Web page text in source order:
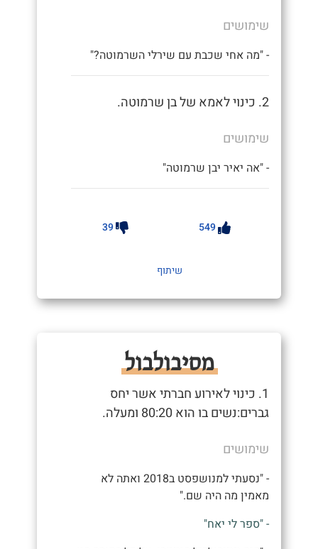
שימושים
- "מה אחי שכבת עם שירלי השרמוטה?"
2. כינוי לאמא של בן שרמוטה.
שימושים
- "אה יאיר יבן שרמוטה"
549
39
שיתוף
מסיבולבול
1. כינוי לאירוע חברתי אשר יחס
גברים:נשים בו הוא 80:20 ומעלה.
שימושים
- "נסעתי למנושפסט ב2018 ואתה לא
מאמין מה היה שם."
- "ספר לי יאח"